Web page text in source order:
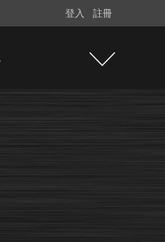
登入 註冊